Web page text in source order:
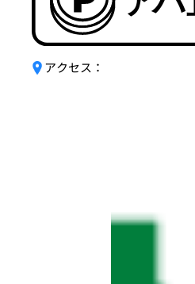
アクセス：